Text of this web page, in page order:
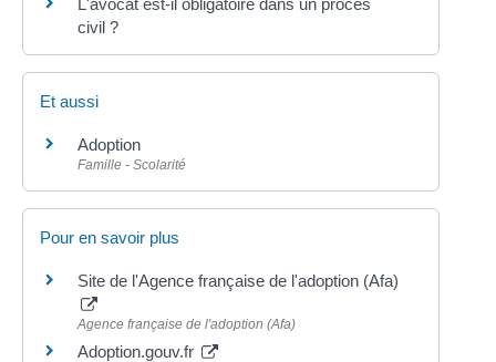
L'avocat est-il obligatoire dans un procès
civil ?
Et aussi
Adoption
Famille - Scolarité
Pour en savoir plus
Site de l'Agence française de l'adoption (Afa)
Agence française de l'adoption (Afa)
Adoption.gouv.fr